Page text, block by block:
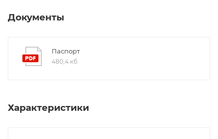
Документы
Паспорт
480,4 кб
Характеристики